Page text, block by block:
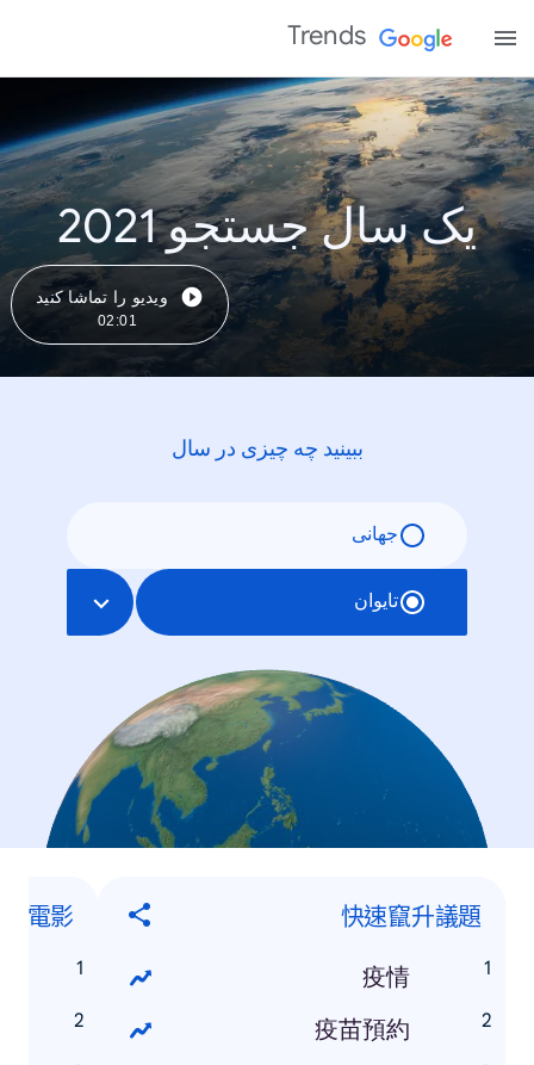
Trends
یک سال جستجو 2021
ویدیو را تماشا کنید
02:01
ببینید چه چیزی در سال
جهانی
تایوان
快速竄升議題
疫情
疫苗預約
電影